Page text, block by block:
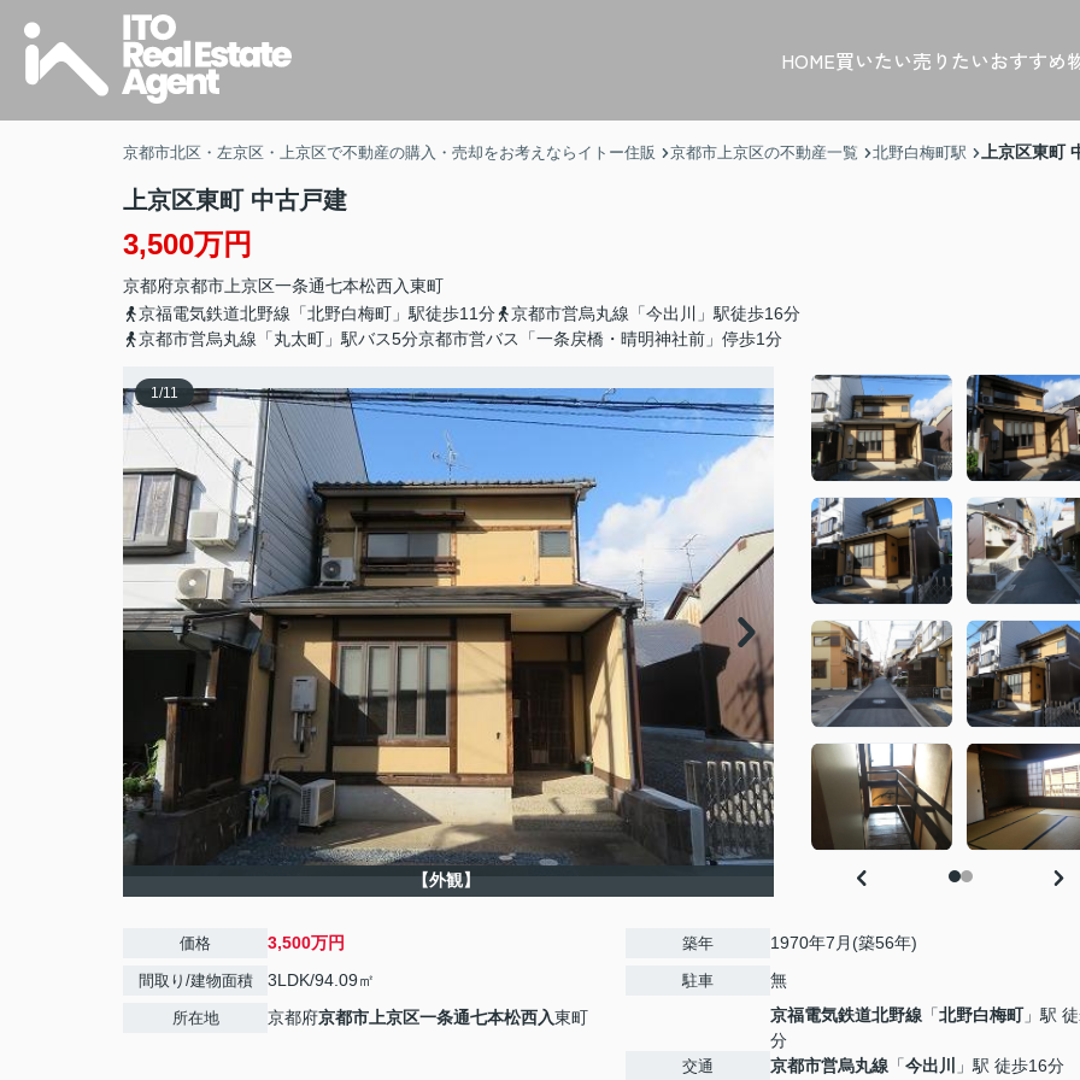
HOME買いたい売りたいおすすめ
京都市北区・左京区・上京区で不動産の購入・売却をお考えならイトー住販 京都市上京区の不動産一覧 北野白梅町駅 上京区東町
上京区東町 中古戸建
3,500万円
京都府京都市上京区一条通七本松西入東町
京福電気鉄道北野線「北野白梅町」駅徒歩11分
京都市営烏丸線「今出川」駅徒歩16分
京都市営烏丸線「丸太町」駅バス5分京都市営バス「一条戻橋・晴明神社前」停歩1分
1/11
【外観】
価格 3,500万円
間取り/建物面積 3LDK/94.09㎡
所在地 京都府京都市上京区一条通七本松西入東町
築年 1970年7月(築56年)
駐車 無
交通
京福電気鉄道北野線 「北野白梅町」駅
分
京都市営烏丸線 「今出川 」駅 徒歩16分